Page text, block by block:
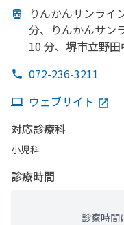
りんかんサンライ
分、 りんかんサン
10 分、 堺市立野田
072-236-3211
ウェブサイト
対応診療科
小児科
診療時間
診察時間